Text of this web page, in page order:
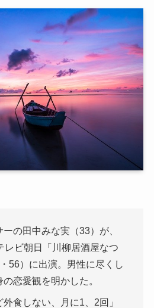
の田中みな実（33）が、
レビ朝日「川柳居酒屋なつ
56）に出演。男性に尽くし
恋愛観を明かした。
食しない、月に1、2回」